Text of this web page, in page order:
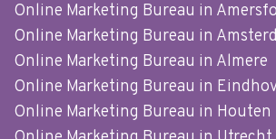
Online Marketing Bureau in
Online Marketing Bureau in
Online Marketing Bureau in Almere
Online Marketing Bureau in
Online Marketing Bureau in Houten